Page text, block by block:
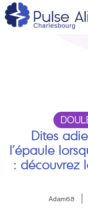
Aller
au
Dites
l’épaule
: découvrez
Adam68